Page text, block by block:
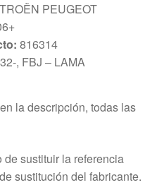
PEUGEOT
816314
, FBJ – LAMA
la descripción, todas las
sustituir la referencia
sustitución del fabricante.